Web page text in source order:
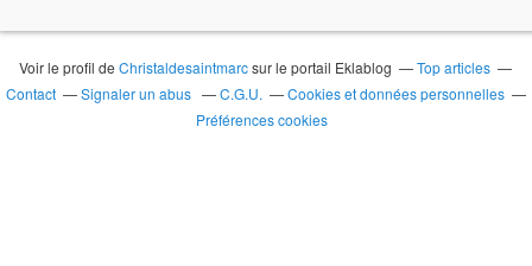
Voir le profil deChristaldesaintmarcsur le portail Eklablog
Top articles
Contact
Signaler un abus C.G.U.
Cookies et données personnelles
Préférences cookies